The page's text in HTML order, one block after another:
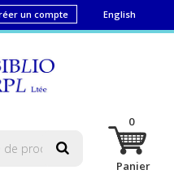
English
un compte
0
Panier